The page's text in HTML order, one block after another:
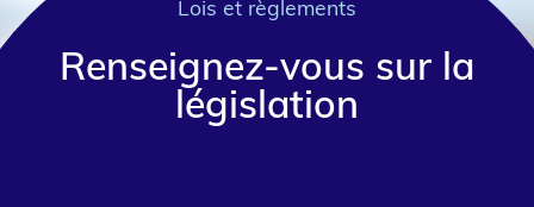
Lois et règlements
Renseignez-vous sur la
législation